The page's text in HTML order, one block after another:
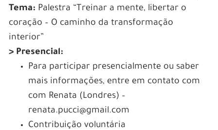
Tema: Palestra “Treinar a mente, libertar o
coração – O caminho da transformação
interior”
> Presencial:
Para participar presencialmente ou saber
mais informações, entre em contato com
com Renata (Londres) –
renata.pucci@gmail.com
Contribuição voluntária